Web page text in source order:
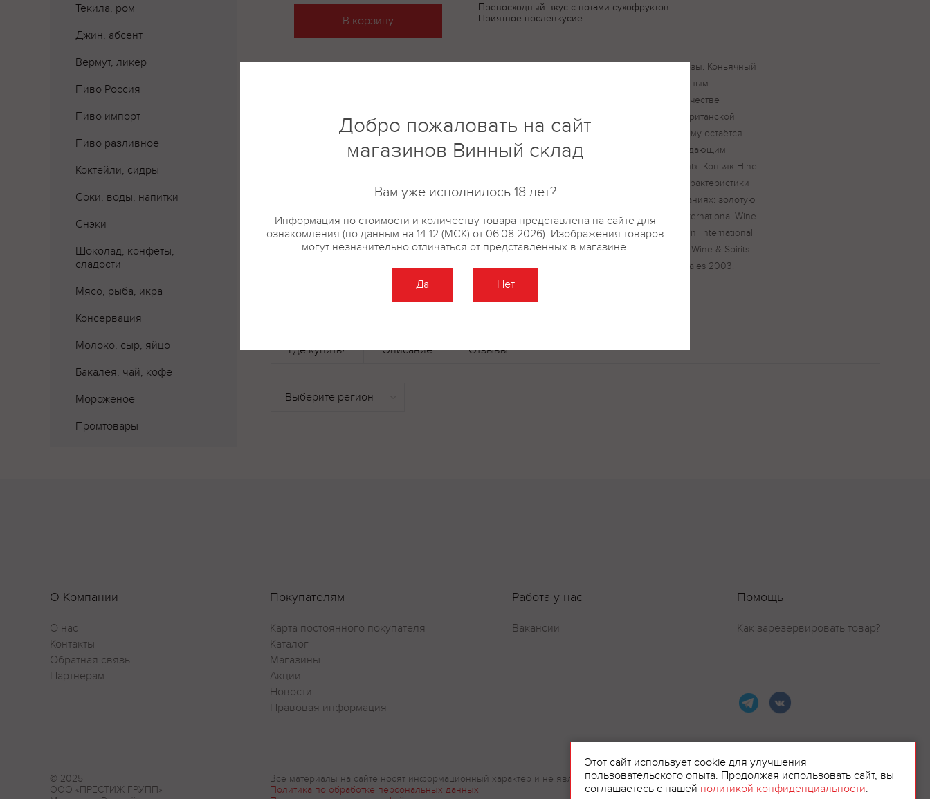
Текила, ром
Джин, абсент
Вермут, ликер
Пиво Россия
Пиво импорт
Пиво разливное
Коктейли, сидры
Соки, воды, напитки
Снэки
Шоколад, конфеты,
сладости
Мясо, рыба, икра
Консервация
Молоко, сыр, яйцо
Бакалея, чай, кофе
Мороженое
Промтовары
В корзину
Превосходный вкус с нотами сухофруктов.
Приятное послевкусие.
Коньяк станет прекрасным завершением трапезы. Коньячный
дом HINE всегда был тесно связан с Соединённым
Королевством. В 1962 году он был выбран в качестве
официального поставщика коньяка ко двору британской
монархии. На сегодняшний день он по-прежнему остаётся
единственным коньячным домом в мире, обладающим
британской королевской печатью «Royal Warrant». Коньяк Hine
Rare VSOP за свои отличительные вкусовые характеристики
получил медали на международных соревнованиях: золотую
в Vinalies Internationales 2007, серебряную в International Wine
& Spirits Competition 2006, золотую в Mundus Vini International
Spirits Competition 2005, золотую в International Wine & Spirits
Competition 2003, золотую в Vinalies Internationales 2003.
Где купить? Описание Отзывы
Оставить отзыв
О Компании
О нас
Контакты
Обратная связь
Партнерам
Покупателям
Карта постоянного покупателя
Каталог
Магазины
Акции
Новости
Правовая информация
Работа у нас
Вакансии
Помощь
Как зарезервировать товар?
© 2025
ООО «ПРЕСТИЖ ГРУПП»
Все материалы на сайте носят информационный характер и не являются рекламой.
Политика по обработке персональных данных
Этот сайт использует cookie для улучшения
пользовательского опыта. Продолжая использовать сайт, вы
соглашаетесь с нашей политикой конфиденциальности.
Добро пожаловать на сайт
магазинов Винный склад
Вам уже исполнилось 18 лет?
Информация по стоимости и количеству товара представлена на сайте для
ознакомления (по данным на 14:12 (МСК) от 06.08.2026). Изображения товаров
могут незначительно отличаться от представленных в магазине.
Да Нет